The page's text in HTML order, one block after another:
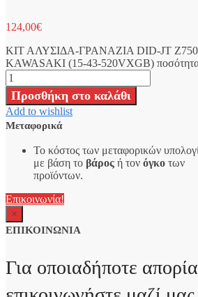
124,00€
ΚΙΤ ΑΛΥΣΙΔΑ-ΓΡΑΝΑΖΙΑ DID-JT Z750
KAWASAKI (15-43-520VXGB)
Προσθήκη στο καλάθι
Add to wishlist
Μεταφορικά
Το κόστος των μεταφορικών
με βάση το βάρος ή τον όγκο των
προϊόντων.
Επικοινωνία!
×
ΕΠΙΚΟΙΝΩΝΙΑ
Για οποιαδήποτε απορία